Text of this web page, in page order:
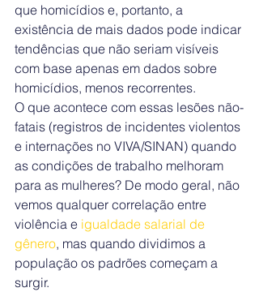
que homicídios e, portanto, a
existência de mais dados pode indicar
tendências que não seriam visíveis
com base apenas em dados sobre
homicídios, menos recorrentes.
O que acontece com essas lesões não-
fatais (registros de incidentes violentos
e internações no VIVA/SINAN) quando
as condições de trabalho melhoram
para as mulheres? De modo geral, não
vemos qualquer correlação entre
violência e igualdade salarial de
gênero, mas quando dividimos a
população os padrões começam a
surgir.